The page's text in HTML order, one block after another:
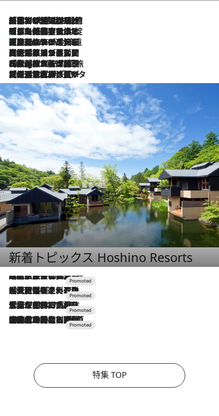
2026.8.6
「荷物が増えるほど旅ストレスは増す」美容ジャーナリストがたどり着いた最終結論。“化粧品を劇的に減らす”感動の凝縮美容とは
2026.8.6
「旅先には金髪ウィッグを持参」日本と同じメイクでは損してる!? 美容ジャーナリストが提案する“掟破りの旅美容”とは
2026.8.6
【厳選旅コスメ】「身軽さ＆UV対策重視！」ヘアアーティストshucoが選んだ夏旅ベストコスメを発表【Mサイズジップ】
2026.8.5
【厳選旅コスメ】国内をあちこち移動する河井菜摘が選んだ夏旅ベストコスメ発表！「リラックスアイテムはマスト」【Mサイズジップ】
2026.8.4
【厳選旅コスメ】「紫外線＆乾燥対策しながらメイク感も！」ヘア＆メイクGeorgeが選んだ夏旅ベストコスメを発表！【Mサイズジップ】
2026.8.3
【厳選旅コスメ】「保湿もタイパ重視！」“サウナ好き”タレント清水みさとが愛用する夏旅ベストコスメを発表！【Mサイズジップ】
新着トピックス Hoshino Resorts
2026.7.31
【ホテル帰省】という選択肢をOMOが提案。家族とほどよい距離を保つには「昼は実家、夜は気兼ねなくホテルで！」
2026.7.24
【夏限定ディナーコース】旬を迎える稚鮎や花ズッキーニなどをイタリア・トスカーナの郷土料理の手法で満喫！
2026.7.17
「土佐和ハーブかき氷」がOMO7高知に登場！生姜、山椒、大葉など目にも舌にも涼を呼ぶ郷土の味
2026.7.10
NEW OPEN！【界 草津】名湯の地に誕生。趣の異なる2種の温泉と上州ならではの会席・蕎麦割烹など美食を味わう究極の癒やし旅
特集 TOP